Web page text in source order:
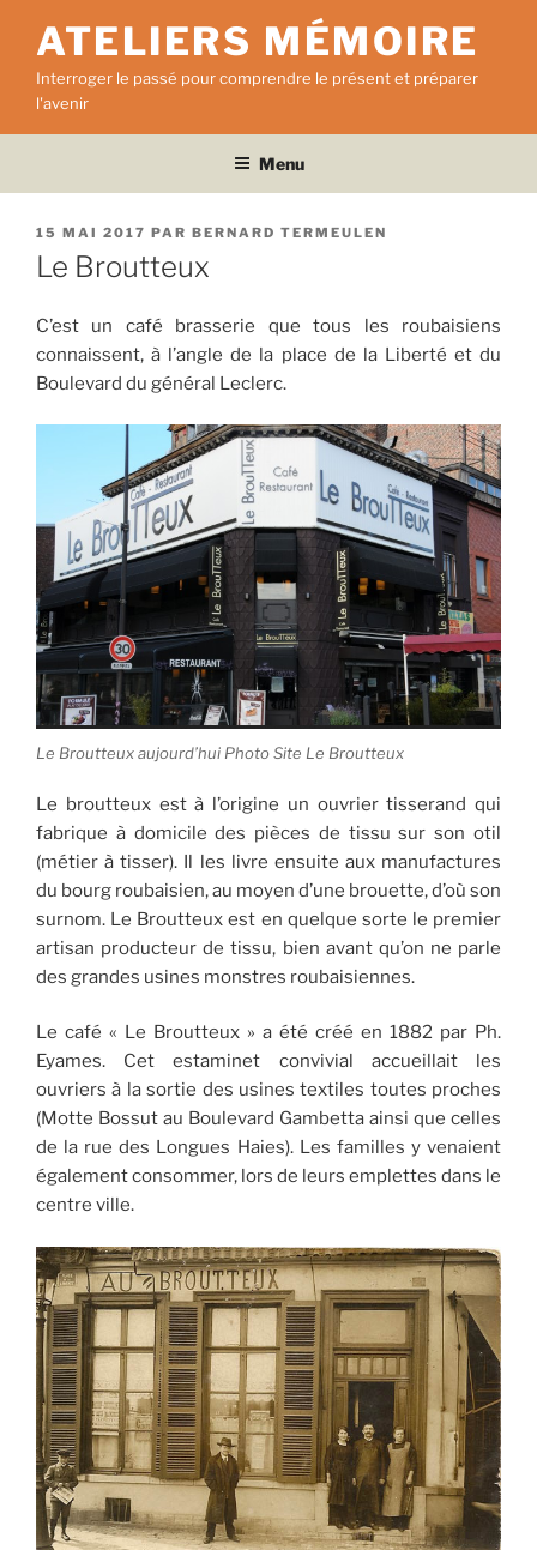
contenu
principal
ATELIERS MÉMOIRE
Interroger le passé pour comprendre le présent et préparer
l'avenir
Menu
PUBLIÉ
LE
15 MAI 2017 PAR BERNARD TERMEULEN
Le Broutteux
C’est un café brasserie que tous les roubaisiens
connaissent, à l’angle de la place de la Liberté et du
Boulevard du général Leclerc.
Le Broutteux aujourd’hui Photo Site Le Broutteux
Le broutteux est à l’origine un ouvrier tisserand qui
fabrique à domicile des pièces de tissu sur son otil
(métier à tisser). Il les livre ensuite aux manufactures
du bourg roubaisien, au moyen d’une brouette, d’où son
surnom. Le Broutteux est en quelque sorte le premier
artisan producteur de tissu, bien avant qu’on ne parle
des grandes usines monstres roubaisiennes.
Le café « Le Broutteux » a été créé en 1882 par Ph.
Eyames. Cet estaminet convivial accueillait les
ouvriers à la sortie des usines textiles toutes proches
(Motte Bossut au Boulevard Gambetta ainsi que celles
de la rue des Longues Haies). Les familles y venaient
également consommer, lors de leurs emplettes dans le
centre ville.